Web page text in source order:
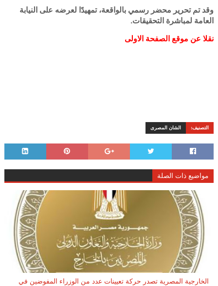
وقد تم تحرير محضر رسمي بالواقعة، تمهيدًا لعرضه على النيابة
العامة لمباشرة التحقيقات.
نقلا عن موقع الصفحة الاولى
التصنيف: الشان المصرى
مواضيع ذات الصلة
الخارجية المصرية تصدر حركة تعيينات عدد من الوزراء المفوضين في